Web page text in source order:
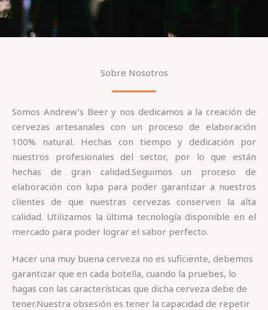
Sobre Nosotros
Somos Andrew’s Beer y nos dedicamos a la creación de
cervezas artesanales con un proceso de elaboración
100% natural. Hechas con tiempo y dedicación por
nuestros profesionales del sector, por lo que están
hechas de gran calidad.Seguimos un proceso de
elaboración con lupa para poder garantizar a nuestros
clientes de que nuestras cervezas conserven la alta
calidad. Utilizamos la última tecnología disponible en el
mercado para poder lograr el sabor perfecto.
Hacer una muy buena cerveza no es suficiente, debemos
garantizar que en cada botella, cuando la pruebes, lo
hagas con las características que dicha cerveza debe de
tener.Nuestra obsesión es tener la capacidad de repetir